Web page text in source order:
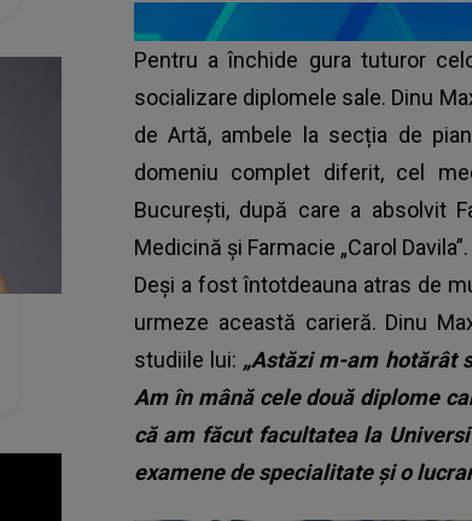
Pentru a închide gura tuturor
socializare diplomele sale. Dinu
de Artă, ambele la secția de
domeniu complet diferit, cel
București, după care a absolvit
Medicină și Farmacie „Carol Davila”.
Deși a fost întotdeauna atras de
urmeze această carieră. Dinu
studiile lui: „Astăzi m-am hotărât
Am în mână cele două diplome
că am făcut facultatea la
examene de specialitate și o